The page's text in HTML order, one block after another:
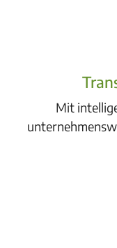
Mit